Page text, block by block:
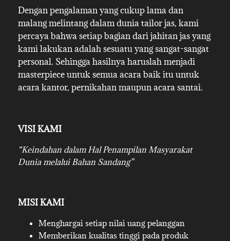
Dengan pengalaman yang cukup lama dan
malang melintang dalam dunia tailor jas, kami
percaya bahwa setiap bagian dari jahitan jas yang
kami lakukan adalah sesuatu yang sangat-sangat
personal. Sehingga hasilnya haruslah menjadi
masterpiece untuk semua acara baik itu untuk
acara kantor, pernikahan maupun acara santai.
VISI KAMI
“Keindahan dalam Hal Penampilan Masyarakat
Dunia melalui Bahan Sandang”
MISI KAMI
Menghargai setiap nilai uang pelanggan
Memberikan kualitas tinggi pada produk